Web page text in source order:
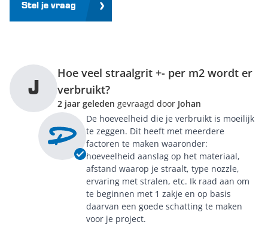
Stel je vraag
J
Hoe veel straalgrit +- per m2 wordt er
verbruikt?
2 jaar geleden gevraagd door Johan
De hoeveelheid die je verbruikt is moeilijk
te zeggen. Dit heeft met meerdere
factoren te maken waaronder:
hoeveelheid aanslag op het materiaal,
afstand waarop je straalt, type nozzle,
ervaring met stralen, etc. Ik raad aan om
te beginnen met 1 zakje en op basis
daarvan een goede schatting te maken
voor je project.